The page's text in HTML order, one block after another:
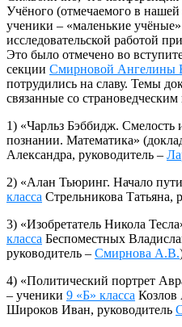
Учёного (отмечаемого в
ученики – «маленькие
исследовательской работой
Это было отмечено во
секции Смирновой Ангелины
потрудились на славу. Темы
связанные со
1) «Чарльз Бэббидж. Смелость
познании. Математика»
Александра, руководитель –
2) «Алан Тьюринг. Начало
класса Стрельникова Татьяна,
3) «Изобретатель Никола
класса Беспоместных
руководитель – Смирнова А.В.
4) «Политический портрет
– ученики 9 «Б» класса Козлов
Широков Иван, руководитель